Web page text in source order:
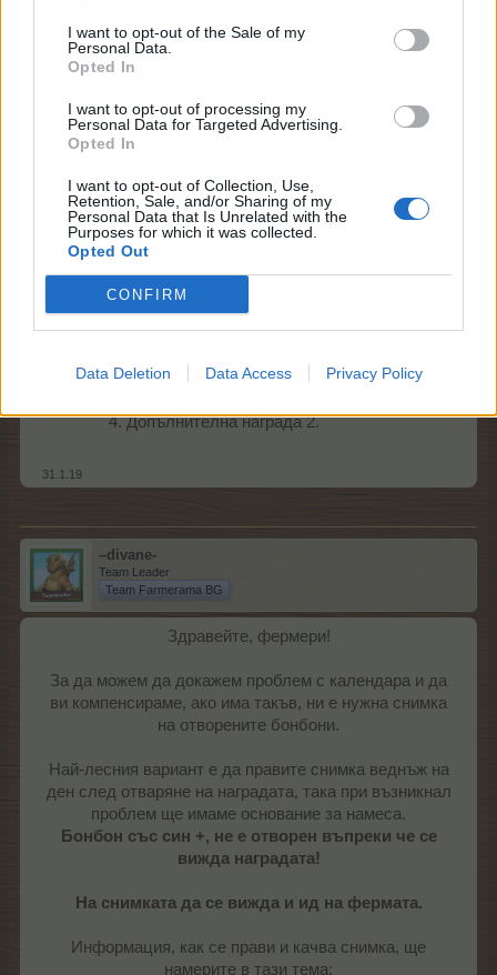
I want to opt-out of the Sale of my
Personal Data.
Opted In
I want to opt-out of processing my
Personal Data for Targeted Advertising.
Opted In
I want to opt-out of Collection, Use,
Retention, Sale, and/or Sharing of my
Personal Data that Is Unrelated with the
Purposes for which it was collected.
Opted Out
CONFIRM
Data Deletion Data Access Privacy Policy
Екипът на Фармерама
Team Leader
Team Farmerama BG
Ето как ще изглежда Календара:
1.Заключен подарък - може да се отвори с
2. Отворен подарък.
4. Допълнителна награда 2.​
31.1.19
–divane-
Team Leader
Team Farmerama BG
Здравейте, фермери!
За да можем да докажем проблем с календара и да
ви компенсираме, ако има такъв, ни е нужна снимка
на отворените бонбони.
Най-лесния вариант е да правите снимка веднъж на
ден след отваряне на наградата, така при възникнал
проблем ще имаме основание за намеса.
Бонбон със син +, не е отворен въпреки че се
вижда наградата!
На снимката да се вижда и ид на фермата.
Информация, как се прави и качва снимка, ще
намерите в тази тема: